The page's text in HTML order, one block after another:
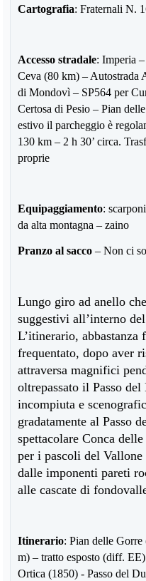
Cartografia: Fraternali N.
Accesso stradale: Imperia
Ceva (80 km) – Autostrada
di Mondovì – SP564 per
Certosa di Pesio – Pian
estivo il parcheggio è
130 km – 2 h 30’ circa.
proprie
Equipaggiamento:
da alta montagna – zaino
Pranzo al sacco– Non ci
Lungo giro ad anello
suggestivi all’interno
L’itinerario, abbastanza
frequentato, dopo aver
attraversa magnifici
oltrepassato il Passo
incompiuta e
gradatamente al Passo
spettacolare Conca
per i pascoli del
dalle imponenti pareti
alle cascate di
Itinerario: Pian delle
m) – tratto esposto (diff.
Ortica (1850) - Passo del